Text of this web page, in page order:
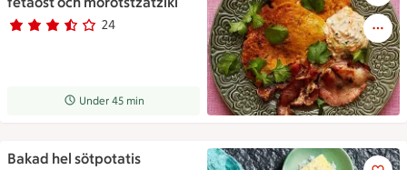
Betyg 3.3 av 5. 24
24 personer har röstat
Receptet tar Under 45 min att tillaga
Under 45 min
Bakad hel sötpotatis
Bakad hel sötpotatis